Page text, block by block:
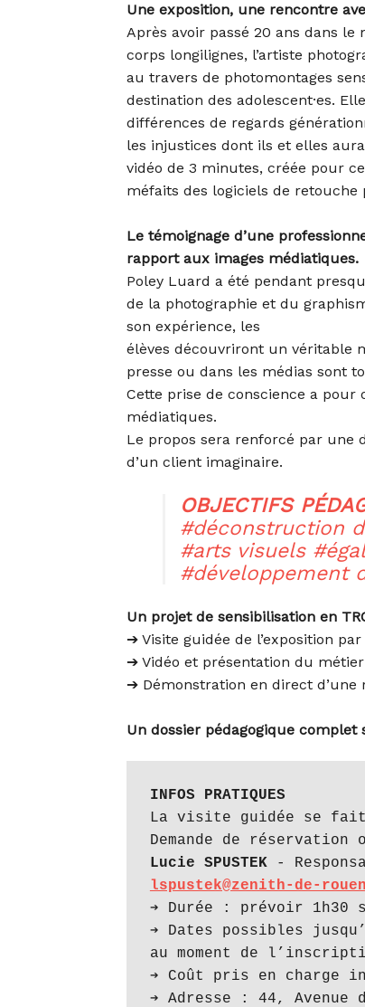
Une exposition, une rencontre
Après avoir passé 20 ans dans
corps longilignes, l’artiste
au travers de photomontages
destination des adolescent·es.
différences de regards
les injustices dont ils et elles
vidéo de 3 minutes, créée pour
méfaits des logiciels de
Le témoignage d’une
rapport aux images médiatiques.
Poley Luard a été pendant
de la photographie et du
son expérience, les
élèves découvriront un véritable
presse ou dans les médias sont
Cette prise de conscience a
médiatiques.
Le propos sera renforcé par une
d’un client imaginaire.
OBJECTIFS
#déconstruction
#arts visuels
#développement
Un projet de sensibilisation en
➔ Visite guidée de l’exposition par
➔ Vidéo et présentation du
➔ Démonstration en direct d’une
Un dossier pédagogique complet
INFOS PRATIQUES
La visite guidée se fait
Lucie SPUSTEK
lspustek@zenith-de-
➔ Durée : prévoir 1h30
➔ Dates possibles
au moment de
➔ Coût pris en charge
➔ Adresse : 44, Avenue